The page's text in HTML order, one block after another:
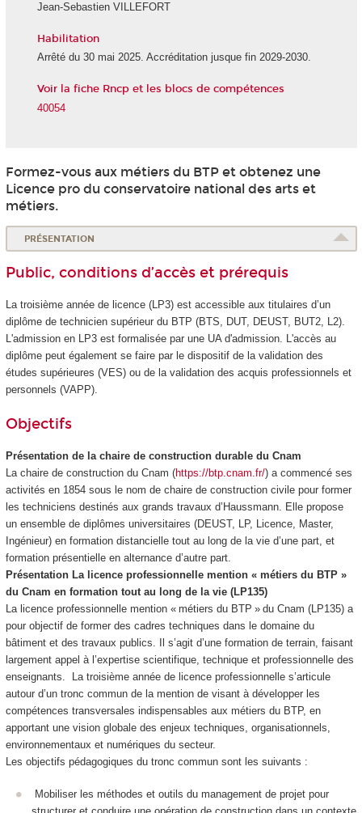
Jean-Sebastien VILLEFORT
Habilitation
Arrêté du 30 mai 2025. Accréditation jusque fin 2029-2030.
Voir la fiche Rncp et les blocs de compétences
40054
Formez-vous aux métiers du BTP et obtenez une
Licence pro du conservatoire national des arts et
métiers.
PRÉSENTATION
Public, conditions d’accès et prérequis
La troisième année de licence (LP3) est accessible aux titulaires d’un
diplôme de technicien supérieur du BTP (BTS, DUT, DEUST, BUT2, L2).
L'admission en LP3 est formalisée par une UAd'admission. L'accès au
diplôme peut également se faire par le dispositif de la validation des
études supérieures (VES) ou de la validation des acquis professionnels et
personnels (VAPP).
Objectifs
Présentation de la chaire de construction durable du Cnam
La chaire de construction du Cnam (https://btp.cnam.fr/) a commencé ses
activités en 1854 sous le nom de chaire de construction civile pour former
les techniciens destinés aux grands travaux d’Haussmann. Elle propose
un ensemble de diplômes universitaires (DEUST, LP, Licence, Master,
Ingénieur) en formation distancielle tout au long de la vie d’une part, et
formation présentielle en alternanced’autre part.
Présentation La licence professionnelle mention « métiers du BTP »
du Cnam en formation tout au long de la vie (LP135)
La licence professionnelle mention « métiers du BTP » du Cnam (LP135) a
pour objectif de former des cadres techniques dans le domaine du
bâtiment et des travaux publics. Il s’agit d’une formation de terrain, faisant
largement appel à l’expertise scientifique, technique et professionnelle des
enseignants. La troisième année de licence professionnelle s’articule
autour d’un tronc commun de la mention de visant à développer les
compétences transversales indispensables aux métiers du BTP, en
apportant une vision globale des enjeux techniques, organisationnels,
environnementaux et numériques du secteur.
Les objectifs pédagogiques du tronc commun sont les suivants :
Mobiliser les méthodes et outils du management de projet pour